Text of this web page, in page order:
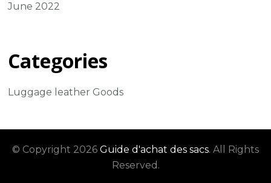
June 2022
Categories
Luggage leather Goods
© Copyright 2026 Guide d'achat des sacs. All Rights
Reserved.